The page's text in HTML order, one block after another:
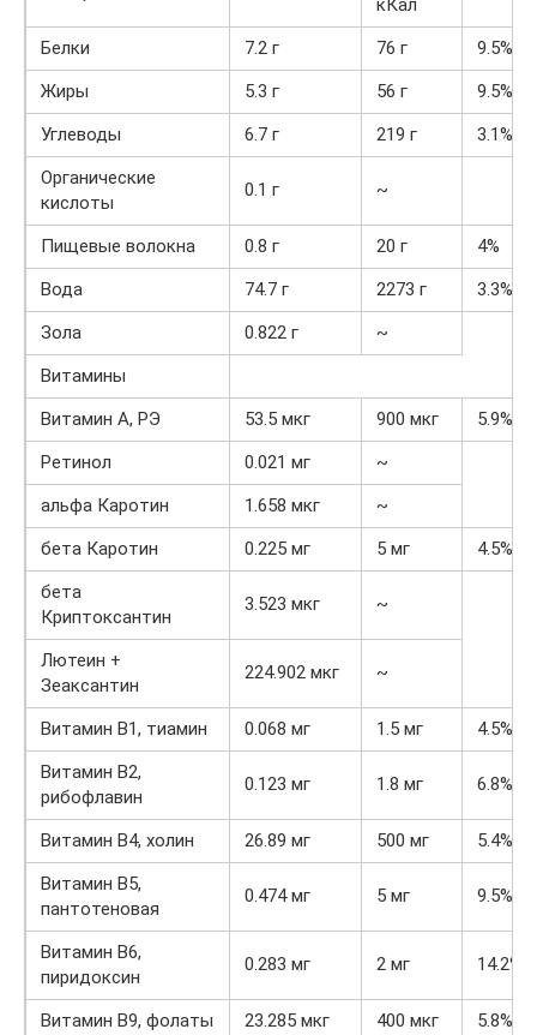
кКал
Белки 7.2 г 76 г
9.5%
Жиры
5.3 г 56 г
9.5%
Углеводы
6.7 г 219 г
3.1%
Органические
кислоты
0.1 г ~
Пищевые волокна 0.8 г 20 г
4%
Вода
74.7 г 2273 г
3.3%
Зола
0.822 г
~
Витамины
Витамин А, РЭ
53.5 мкг 900 мкг
5.9%
Ретинол
0.021 мг
~
альфа Каротин
1.658 мкг
~
бета Каротин
0.225 мг 5 мг
4.5%
бета
Криптоксантин
3.523 мкг ~
Лютеин +
Зеаксантин
224.902 мкг ~
Витамин В1, тиамин 0.068 мг 1.5 мг
4.5%
Витамин В2,
рибофлавин
0.123 мг 1.8 мг 6.8%
Витамин В4, холин 26.89 мг 500 мг
5.4%
Витамин В5,
пантотеновая
0.474 мг 5 мг 9.5%
Витамин В6,
пиридоксин
0.283 мг 2 мг 14.2%
Витамин В9, фолаты 23.285 мкг 400 мкг 5.8%